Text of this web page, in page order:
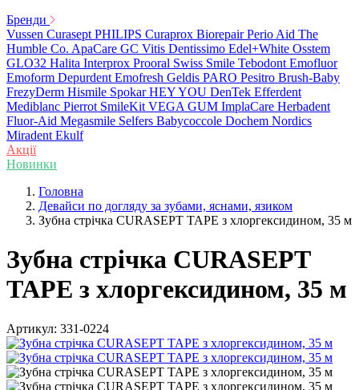
Бренди
Vussen Curasept PHILIPS Curaprox Biorepair Perio Aid The
Humble Co. ApaCare GC Vitis Dentissimo Edel+White Osstem
GLO32 Halita Interprox Prooral Swiss Smile Tebodont Emofluor
Emoform Depurdent Emofresh Geldis PARO Pesitro Brush-Baby
FrezyDerm Hismile Spokar HEY YOU DenTek Efferdent
Mediblanc Pierrot SmileKit VEGA GUM ImplaCare Herbadent
Fluor-Aid Megasmile Selfers Babycoccole Dochem Nordics
Miradent Ekulf
Акції
Новинки
Головна
Девайси по догляду за зубами, яснами, язиком
Зубна стрічка CURASEPT TAPЕ з хлоргексидином, 35 м
Зубна стрічка CURASEPT
TAPЕ з хлоргексидином, 35 м
Артикул: 331-0224